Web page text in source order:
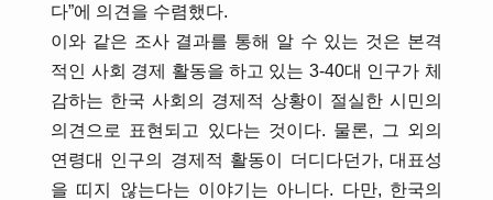
다”에 의견을 수렴했다.
이와 같은 조사 결과를 통해 알 수 있는 것은 본격
적인 사회 경제 활동을 하고 있는 3-40대 인구가 체
감하는 한국 사회의 경제적 상황이 절실한 시민의
의견으로 표현되고 있다는 것이다. 물론, 그 외의
연령대 인구의 경제적 활동이 더디다던가, 대표성
을 띠지 않는다는 이야기는 아니다. 다만, 한국의